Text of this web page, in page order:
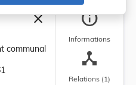
closeFermer la barre
communal
info
Informations
device_hub
Relations (1)